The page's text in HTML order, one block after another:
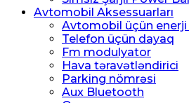
Avtomobil Aksessuarları
Avtomobil üçün
Telefon üçün dayaq
Fm modulyator
Hava təravətləndirici
Parking nömrəsi
Aux Bluetooth